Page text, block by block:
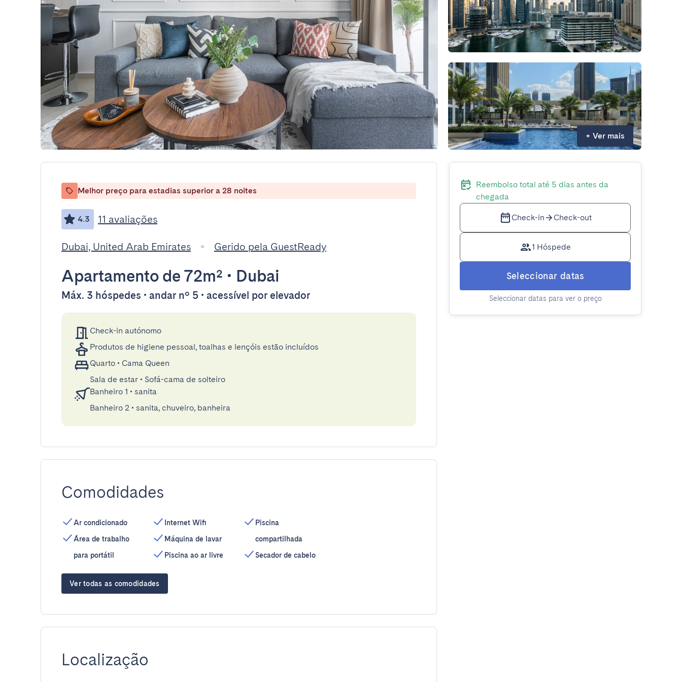
+ Ver mais
Melhor preço para estadias superior a 28 noites
4.3 11 avaliações
Dubai, United Arab Emirates Gerido pela GuestReady
Apartamento de 72m² • Dubai
Máx. 3 hóspedes • andar nº 5 • acessível por elevador
Check-in autónomo
Produtos de higiene pessoal, toalhas e lençóis estão incluídos
Quarto • Cama Queen
Sala de estar • Sofá-cama de solteiro
Banheiro 1 • sanita
Banheiro 2 • sanita, chuveiro, banheira
Comodidades
Ar condicionado
Área de trabalho
para portátil
Internet Wifi
Máquina de lavar
Piscina ao ar livre
Piscina
compartilhada
Secador de cabelo
Ver todas as comodidades
Localização
Reembolso total até 5 dias antes da
chegada
Check-in Check-out
1 Hóspede
Seleccionar datas
Seleccionar datas para ver o preço